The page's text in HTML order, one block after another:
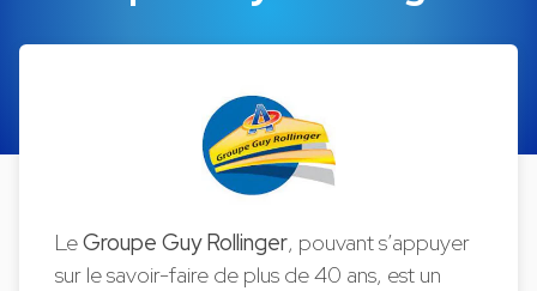
LeGroupe Guy Rollinger, pouvant s’appuyer
sur le savoir-faire de plus de 40 ans, est un